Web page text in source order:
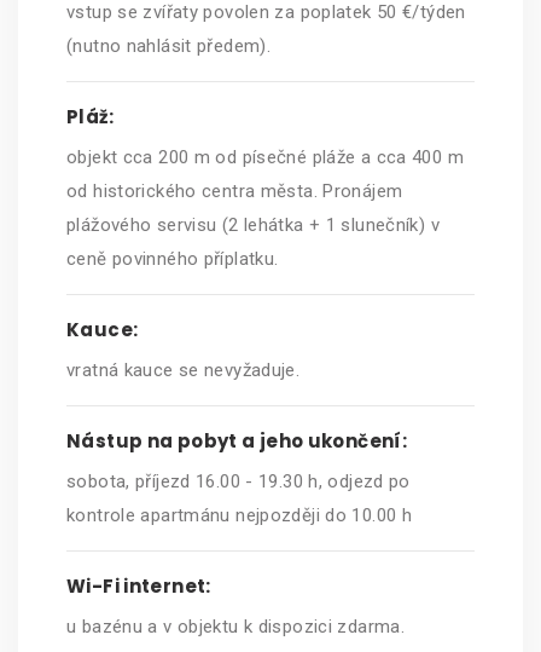
vstup se zvířaty povolen za poplatek 50 €/týden
(nutno nahlásit předem).
Pláž:
objekt cca 200 m od písečné pláže a cca 400 m
od historického centra města. Pronájem
plážového servisu (2 lehátka + 1 slunečník) v
ceně povinného příplatku.
Kauce:
vratná kauce se nevyžaduje.
Nástup na pobyt a jeho ukončení:
sobota, příjezd 16.00 - 19.30 h, odjezd po
kontrole apartmánu nejpozději do 10.00 h
Wi-Fi internet:
u bazénu a v objektu k dispozici zdarma.